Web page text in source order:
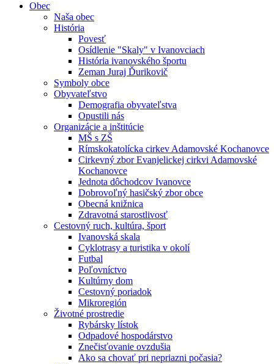
Obec
Naša obec
História
Povesť
Osídlenie "Skaly" v Ivanovciach
História ivanovského športu
Zeman Juraj Ďurikovič
Symboly obce
Obyvateľstvo
Demografia obyvateľstva
Opustili nás
Organizácie a inštitúcie
MŠ s ZŠ
Rímskokatolícka cirkev Adamovské Kochanovce
Cirkevný zbor Evanjelickej cirkvi Adamovské
Kochanovce
Jednota dôchodcov Ivanovce
Dobrovoľný hasičský zbor obce
Obecná knižnica
Zdravotná starostlivosť
Cestovný ruch, kultúra, šport
Ivanovská skala
Cyklotrasy a turistika v okolí
Futbal
Poľovníctvo
Kultúrny dom
Cestovný poriadok
Mikroregión
Životné prostredie
Rybársky lístok
Odpadové hospodárstvo
Znečisťovanie ovzdušia
Ako sa chovať pri nepriazni počasia?